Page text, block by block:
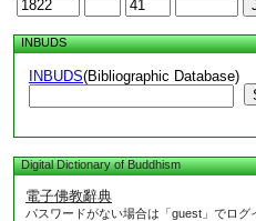
INBUDS
INBUDS(Bibliographic Database)
Digital Dictionary of Buddhism
電子佛教辭典
パスワードがない場合は「guest」でログ